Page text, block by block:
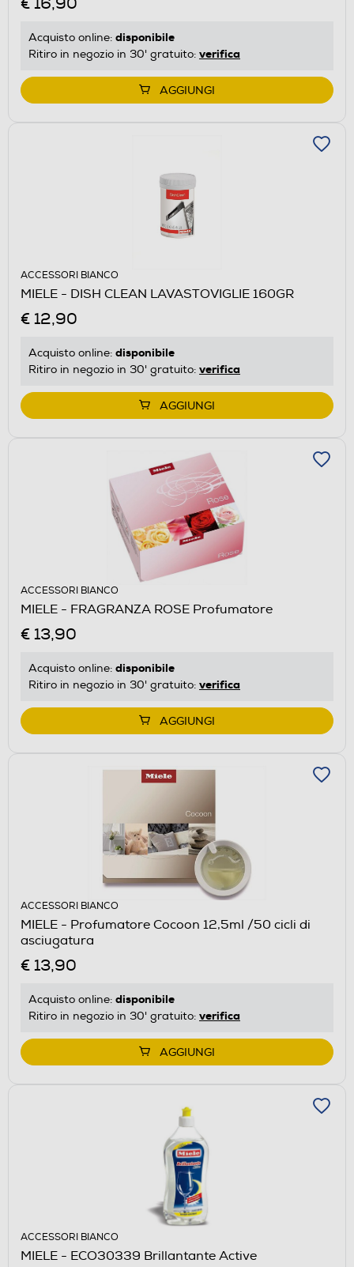
Acquisto online: disponibile
Ritiro in negozio in 30' gratuito: verifica
AGGIUNGI
ACCESSORI BIANCO
MIELE - DISH CLEAN LAVASTOVIGLIE 160GR
€ 12,90
Acquisto online: disponibile
Ritiro in negozio in 30' gratuito: verifica
AGGIUNGI
ACCESSORI BIANCO
MIELE - FRAGRANZA ROSE Profumatore
€ 13,90
Acquisto online: disponibile
Ritiro in negozio in 30' gratuito: verifica
AGGIUNGI
ACCESSORI BIANCO
MIELE - Profumatore Cocoon 12,5ml /50 cicli di
asciugatura
€ 13,90
Acquisto online: disponibile
Ritiro in negozio in 30' gratuito: verifica
AGGIUNGI
ACCESSORI BIANCO
MIELE - ECO30339 Brillantante Active